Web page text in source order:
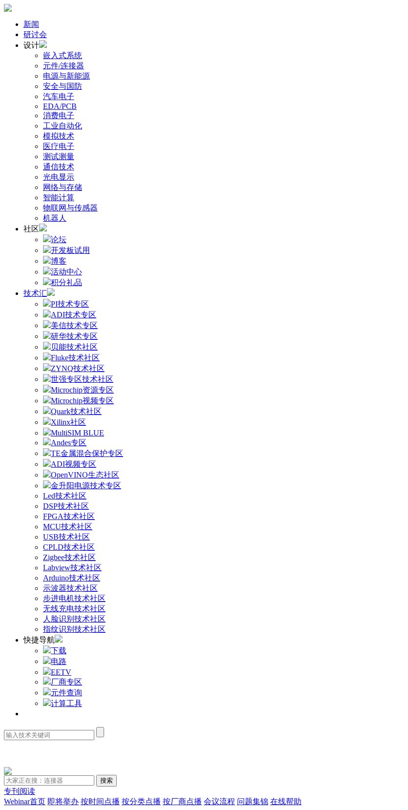
新闻
研讨会
设计
嵌入式系统
元件/连接器
电源与新能源
安全与国防
汽车电子
EDA/PCB
消费电子
工业自动化
模拟技术
医疗电子
测试测量
通信技术
光电显示
网络与存储
智能计算
物联网与传感器
机器人
社区
论坛
开发板试用
博客
活动中心
积分礼品
技术汇
PI技术专区
ADI技术专区
美信技术专区
研华技术专区
贝能技术社区
Fluke技术社区
ZYNQ技术社区
世强专区技术社区
Microchip资源专区
Microchip视频专区
Quark技术社区
Xilinx社区
MultiSIM BLUE
Andes专区
TE金属混合保护专区
ADI视频专区
OpenVINO生态社区
金升阳电源技术专区
Led技术社区
DSP技术社区
FPGA技术社区
MCU技术社区
USB技术社区
CPLD技术社区
Zigbee技术社区
Labview技术社区
Arduino技术社区
示波器技术社区
步进电机技术社区
无线充电技术社区
人脸识别技术社区
指纹识别技术社区
快捷导航
下载
电路
EETV
厂商专区
元件查询
计算工具
专刊阅读
Webinar首页 即将举办 按时间点播 按分类点播 按厂商点播 会议流程 问题集锦 在线帮助